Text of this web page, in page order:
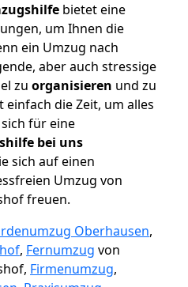
bietet eine
um Ihnen die
ein Umzug nach
aber auch stressige
zu organisieren und zu
die Zeit, um alles
für eine
bei uns
sich auf einen
Umzug von
freuen.
Oberhausen,
, Fernumzug von
Firmenumzug,